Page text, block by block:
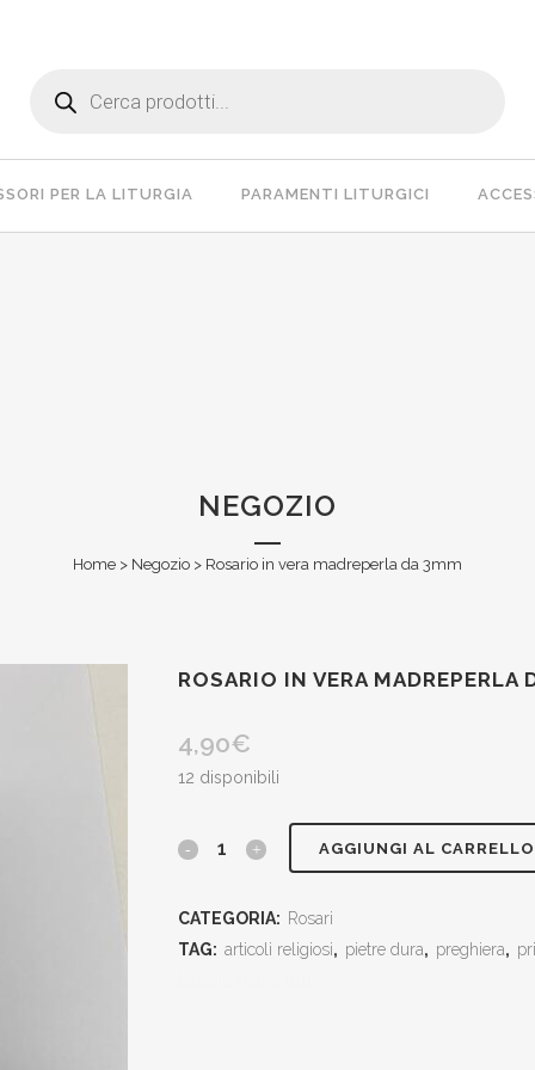
search
PER LA LITURGIA PARAMENTI LITURGICI
NEGOZIO
Home > Negozio > Rosario in vera madreperla da 3mm
ROSARIO IN VERA MADREPERLA
4,90€
12 disponibili
Rosario AGGIUNGI AL CARRELLO
CATEGORIA: Rosari
TAG: articoli religiosi, pietre dura, preghiera,